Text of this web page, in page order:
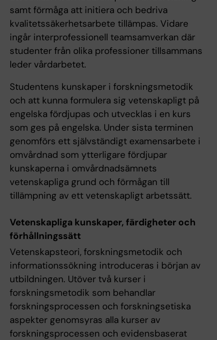
samt förmåga att initiera och bedriva
kvalitetssäkerhetsarbete tillämpas. Vidare
ingår interprofessionell teamsamverkan där
studenter från olika professioner tillsammans
leder vårdarbetet.
Studentens kunskaper i forskningsmetodik
och att kunna formulera sig vetenskapligt på
engelska fördjupas och utvecklas i en kurs
som ges på engelska. Under sista terminen
genomförs ett självständigt examensarbete i
omvårdnad som ytterligare fördjupar
kunskaperna i omvårdnadsämnets
vetenskapliga grund och förmågan till
tillämpning av ett vetenskapligt arbetssätt.
Vetenskapliga kunskaper, färdigheter och
förhållningssätt
Vetenskapsteori, forskningsmetodik och
informationssökning introduceras i början av
utbildningen. Utöver två kurser i
forskningsmetodik som behandlar
forskningsprocessen och forskningsetiska
aspekter genomsyras alla kurser av
forskningsprocessen och evidensbaserat